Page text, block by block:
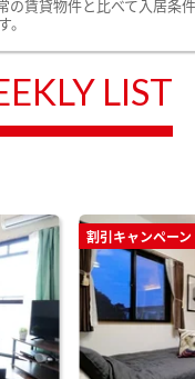
の賃貸物件と比べて入居
LIST
割引キャンペーン